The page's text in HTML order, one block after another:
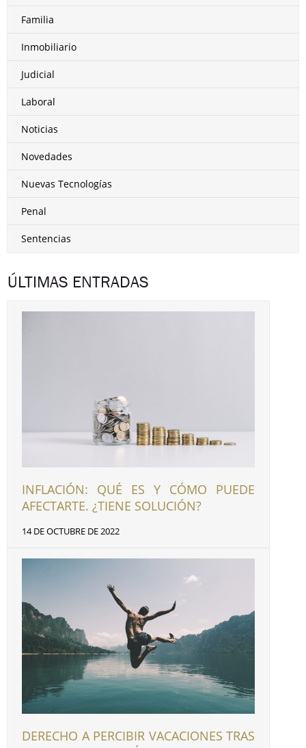
Familia
Inmobiliario
Judicial
Laboral
Noticias
Novedades
Nuevas Tecnologías
Penal
Sentencias
ÚLTIMAS ENTRADAS
INFLACIÓN: QUÉ ES Y CÓMO PUEDE
AFECTARTE. ¿TIENE SOLUCIÓN?
14 DE OCTUBRE DE 2022
DERECHO A PERCIBIR VACACIONES TRAS